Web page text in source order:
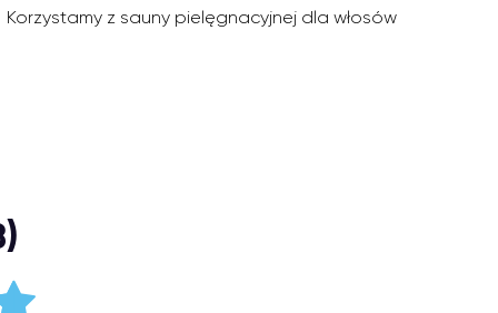
Korzystamy z sauny pielęgnacyjnej dla włosów